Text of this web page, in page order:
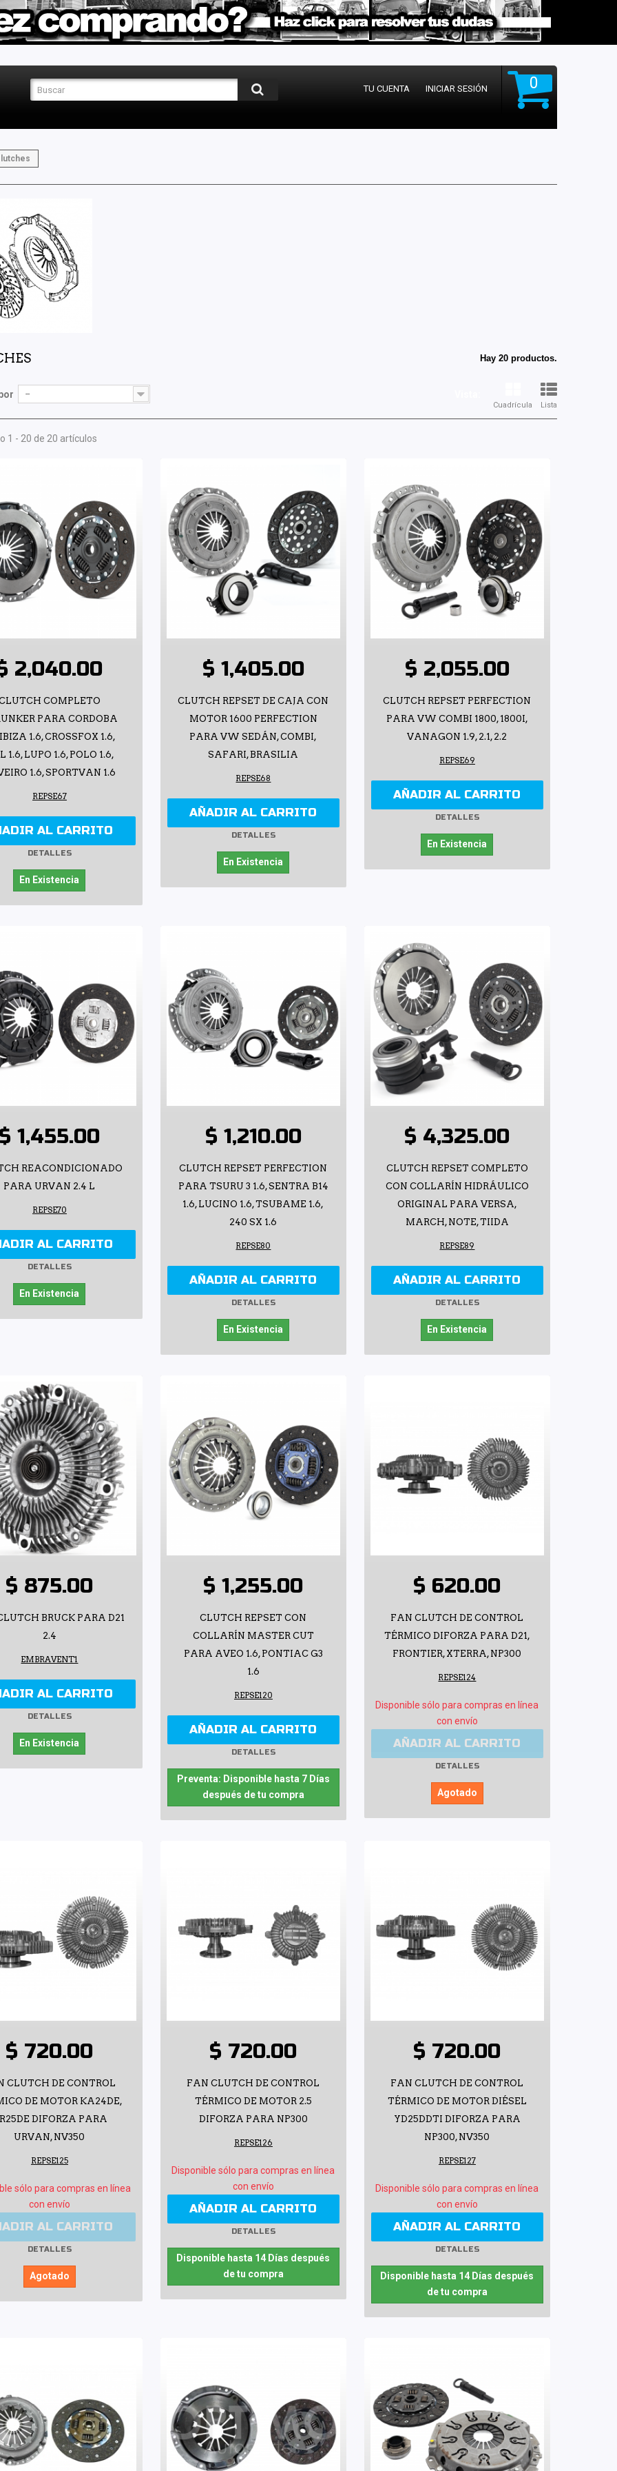
0
TU CUENTA INICIAR SESIÓN
Hay 20 productos.
Cuadrícula Lista
--
1 - 20 de 20 artículos
2,040.00
COMPLETO
PARA CORDOBA
1.6, CROSSFOX 1.6,
1.6, LUPO 1.6, POLO 1.6,
1.6, SPORTVAN 1.6
REPSE67
AL CARRITO
DETALLES
En Existencia
$ 1,405.00
CLUTCH REPSET DE CAJA CON
MOTOR 1600 PERFECTION
PARA VW SEDÁN, COMBI,
SAFARI, BRASILIA
REPSE68
AÑADIR AL CARRITO
DETALLES
En Existencia
$ 2,055.00
CLUTCH REPSET PERFECTION
PARA VW COMBI 1800, 1800I,
VANAGON 1.9, 2.1, 2.2
REPSE69
AÑADIR AL CARRITO
DETALLES
En Existencia
1,455.00
REACONDICIONADO
PARA URVAN 2.4 L
REPSE70
AL CARRITO
DETALLES
En Existencia
$ 1,210.00
CLUTCH REPSET PERFECTION
PARA TSURU 3 1.6, SENTRA B14
1.6, LUCINO 1.6, TSUBAME 1.6,
240 SX 1.6
REPSE80
AÑADIR AL CARRITO
DETALLES
En Existencia
$ 4,325.00
CLUTCH REPSET COMPLETO
CON COLLARÍN HIDRÁULICO
ORIGINAL PARA VERSA,
MARCH, NOTE, TIIDA
REPSE89
AÑADIR AL CARRITO
DETALLES
En Existencia
$ 875.00
BRUCK PARA D21
2.4
EMBRAVENT1
AL CARRITO
DETALLES
En Existencia
$ 1,255.00
CLUTCH REPSET CON
COLLARÍN MASTER CUT
PARA AVEO 1.6, PONTIAC G3
1.6
REPSE120
AÑADIR AL CARRITO
DETALLES
Preventa: Disponible hasta 7 Días
después de tu compra
$ 620.00
FAN CLUTCH DE CONTROL
TÉRMICO DIFORZA PARA D21,
FRONTIER, XTERRA, NP300
REPSE124
Disponible sólo para compras en línea
con envío
AÑADIR AL CARRITO
DETALLES
Agotado
$ 720.00
CLUTCH DE CONTROL
DE MOTOR KA24DE,
DIFORZA PARA
URVAN, NV350
REPSE125
sólo para compras en línea
con envío
AL CARRITO
DETALLES
Agotado
$ 720.00
FAN CLUTCH DE CONTROL
TÉRMICO DE MOTOR 2.5
DIFORZA PARA NP300
REPSE126
Disponible sólo para compras en línea
con envío
AÑADIR AL CARRITO
DETALLES
Disponible hasta 14 Días después
de tu compra
$ 720.00
FAN CLUTCH DE CONTROL
TÉRMICO DE MOTOR DIÉSEL
YD25DDTI DIFORZA PARA
NP300, NV350
REPSE127
Disponible sólo para compras en línea
con envío
AÑADIR AL CARRITO
DETALLES
Disponible hasta 14 Días después
de tu compra